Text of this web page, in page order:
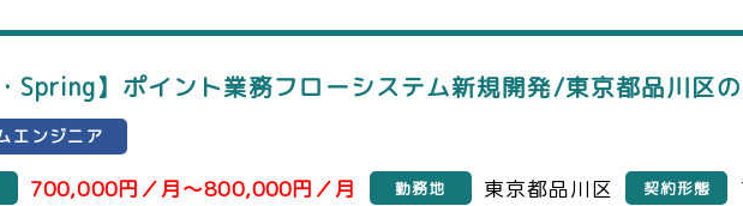
・Spring】ポイント業務フローシステム新規開発/東京都品川区
エンジニア
700,000円／月～800,000円／月 勤務地 東京都品川区 契約形態